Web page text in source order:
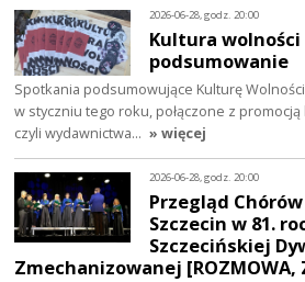
2026-06-28, godz. 20:00
Kultura wolności
podsumowanie
Spotkania podsumowujące Kulturę
w styczniu tego roku, połączone z
czyli wydawnictwa… » więcej
2026-06-28, godz. 20:00
Przegląd
Szczecin w 81.
Szczecińskiej
Zmechanizowanej [ROZMOWA,